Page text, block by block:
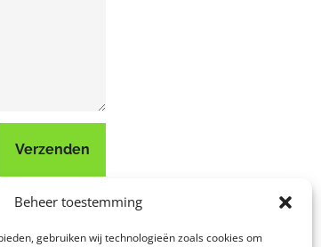
Beheer toestemming
gebruiken wij technologieën zoals cookies om
Verzenden